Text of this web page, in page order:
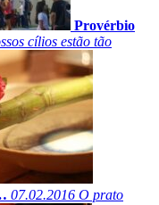
Provérbio
cílios estão tão
07.02.2016 O prato